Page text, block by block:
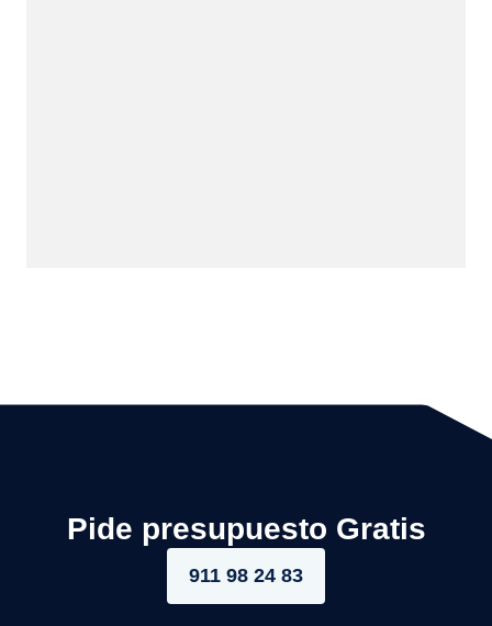
Pide presupuesto Gratis
911 98 24 83